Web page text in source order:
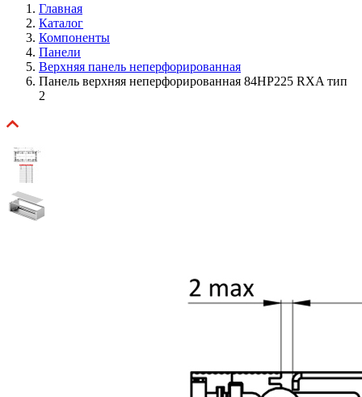
Главная
Каталог
Компоненты
Панели
Верхняя панель неперфорированная
Панель верхняя неперфорированная 84HP225 RXA тип
2